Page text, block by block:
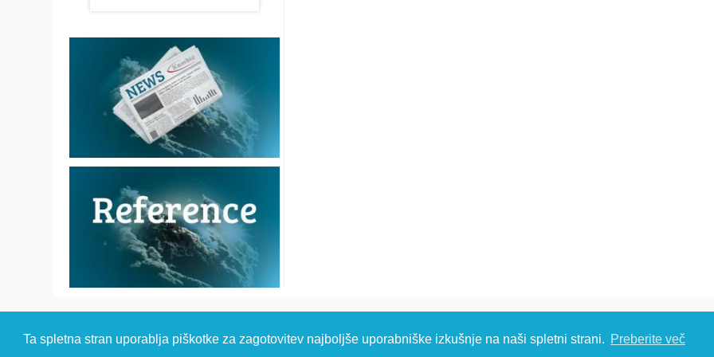
Ta spletna stran uporablja piškotke za zagotovitev najboljše uporabniške izkušnje na naši spletni strani. Preberite več
HEADQUARTERS: T: +386 (0)7 35 65 220, F: +386 (0)7 35 65 232, E:
info@kambic.com-Zasebnost in